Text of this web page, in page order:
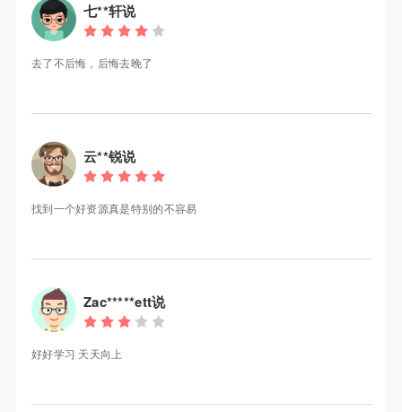
七**轩说
去了不后悔，后悔去晚了
云**锐说
找到一个好资源真是特别的不容易
Zac*****ett说
好好学习 天天向上